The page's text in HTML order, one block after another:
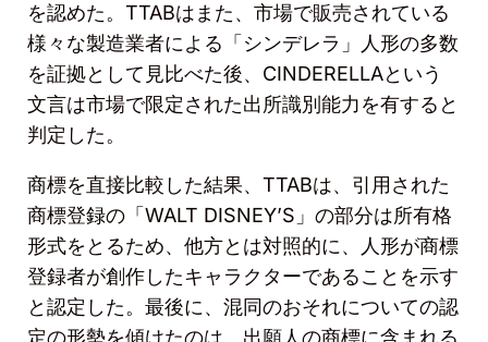
を認めた。 TTABはまた、市場で販売されている
様々な製造業者による「シンデレラ」人形の多数
を証拠として見比べた後、 CINDERELLAという
文言は市場で限定された出所識別能力を有すると
判定した。
商標を直接比較した結果、 TTABは、引用された
商標登録の「 WALT DISNEY’S 」の部分は所有格
形式をとるため、他方とは対照的に、人形が商標
登録者が創作したキャラクターであることを示す
と認定した。最後に、混同のおそれについての認